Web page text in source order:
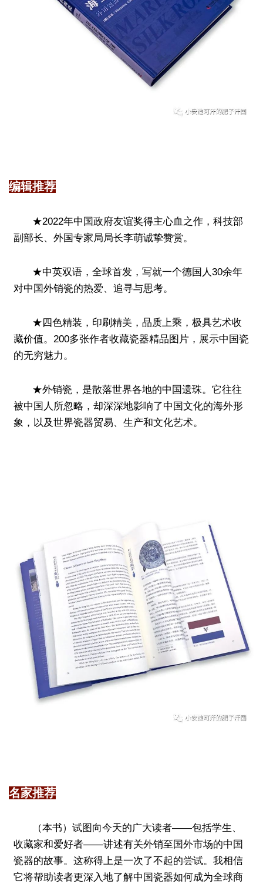
编辑推荐
★2022年中国政府友谊奖得主心血之作，科技部
副部长、外国专家局局长李萌诚挚赞赏。
★中英双语，全球首发，写就一个德国人30余年
对中国外销瓷的热爱、追寻与思考。
★四色精装，印刷精美，品质上乘，极具艺术收
藏价值。200多张作者收藏瓷器精品图片，展示中国瓷
的无穷魅力。
★外销瓷，是散落世界各地的中国遗珠。它往往
被中国人所忽略，却深深地影响了中国文化的海外形
象，以及世界瓷器贸易、生产和文化艺术。
名家推荐
（本书）试图向今天的广大读者——包括学生、
收藏家和爱好者——讲述有关外销至国外市场的中国
瓷器的故事。这称得上是一次了不起的尝试。我相信
它将帮助读者更深入地了解中国瓷器如何成为全球商